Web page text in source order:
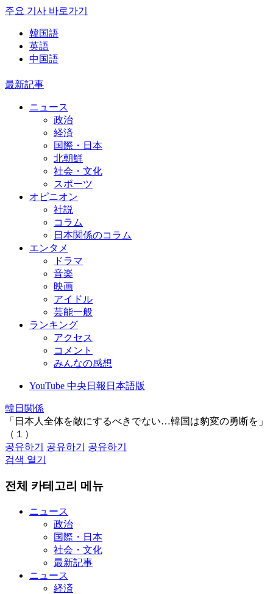
주요 기사 바로가기
韓国語
英語
中国語
最新記事
ニュース
政治
経済
国際・日本
北朝鮮
社会・文化
スポーツ
オピニオン
社説
コラム
日本関係のコラム
エンタメ
ドラマ
音楽
映画
アイドル
芸能一般
ランキング
アクセス
コメント
みんなの感想
YouTube 中央日報日本語版
韓日関係
「日本人全体を敵にするべきでない…韓国は豹変の勇断を」
（１）
공유하기
공유하기
공유하기
검색 열기
전체 카테고리 메뉴
ニュース
政治
国際・日本
社会・文化
最新記事
ニュース
経済